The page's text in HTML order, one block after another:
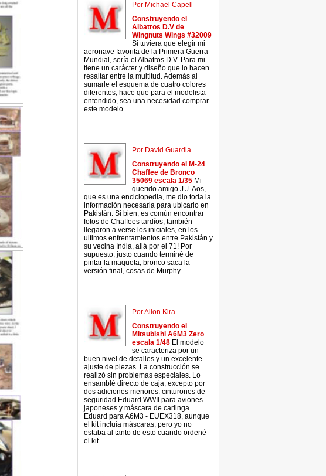
Por Michael Capell
Construyendo el
Albatros D.V de
Wingnuts Wings #32009
Si tuviera que elegir mi
aeronave favorita de la Primera Guerra
Mundial, sería el Albatros D.V. Para mi
tiene un carácter y diseño que lo hacen
resaltar entre la multitud. Además al
sumarle el esquema de cuatro colores
diferentes, hace que para el modelista
entendido, sea una necesidad comprar
este modelo.
Por David Guardia
Construyendo el M-24
Chaffee de Bronco
35069 escala 1/35 Mi
querido amigo J.J. Aos,
que es una enciclopedia, me dio toda la
información necesaria para ubicarlo en
Pakistán. Si bien, es común encontrar
fotos de Chaffees tardíos, también
llegaron a verse los iniciales, en los
ultimos enfrentamientos entre Pakistán y
su vecina India, allá por el 71! Por
supuesto, justo cuando terminé de
pintar la maqueta, bronco saca la
versión final, cosas de Murphy....
Por Allon Kira
Construyendo el
Mitsubishi A6M3 Zero
escala 1/48 El modelo
se caracteriza por un
buen nivel de detalles y un excelente
ajuste de piezas. La construcción se
realizó sin problemas especiales. Lo
ensamblé directo de caja, excepto por
dos adiciones menores: cinturones de
seguridad Eduard WWII para aviones
japoneses y máscara de carlinga
Eduard para A6M3 - EUEX318, aunque
el kit incluía máscaras, pero yo no
estaba al tanto de esto cuando ordené
el kit.